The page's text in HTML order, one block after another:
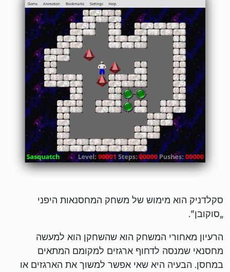
סקלדניק הוא מימוש של משחק המחסנאות היפני
„סוקובן”.
הרעיון מאחורי המשחק הוא שהשחקן הוא למעשה
מחסנאי שמנסה לדחוף ארגזים למקומם המתאים
במחסן. הבעיה היא שאי אפשר למשוך את הארגזים או